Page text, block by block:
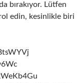
bırakıyor. Lütfen
edin, kesinlikle biri